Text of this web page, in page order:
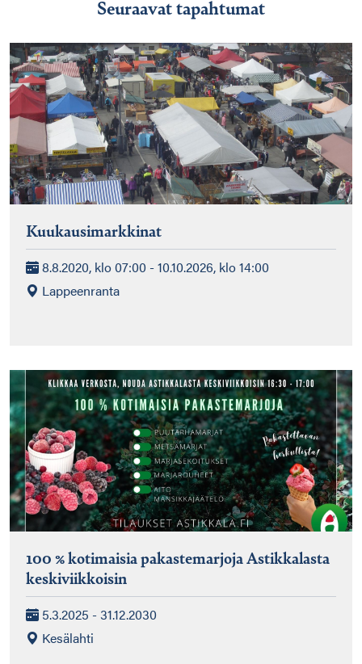
Seuraavat tapahtumat
Kuukausimarkkinat
8.8.2020, klo 07:00 - 10.10.2026, klo 14:00
Lappeenranta
100 % kotimaisia pakastemarjoja Astikkalasta
keskiviikkoisin
5.3.2025 - 31.12.2030
Kesälahti